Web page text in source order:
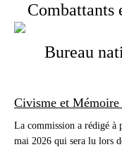
Combattants
Bureau
Civisme et
La commission a rédigé à
mai 2026 qui sera lu lors